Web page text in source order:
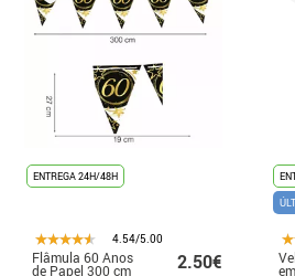
ENTREGA 24H/48H
4.54/5.00
Flâmula 60 Anos
de Papel 300 cm 2.50€